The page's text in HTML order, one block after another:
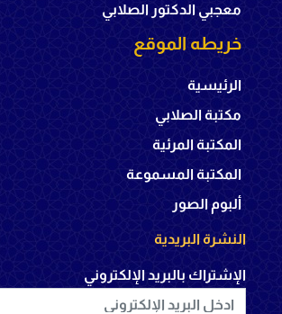
معجبي الدكتور الصلابي
خريطه الموقع
الرئيسية
مكتبة الصلابي
المكتبة المرئية
المكتبة المسموعة
ألبوم الصور
النشرة البريدية
الإشتراك بالبريد الإلكتروني